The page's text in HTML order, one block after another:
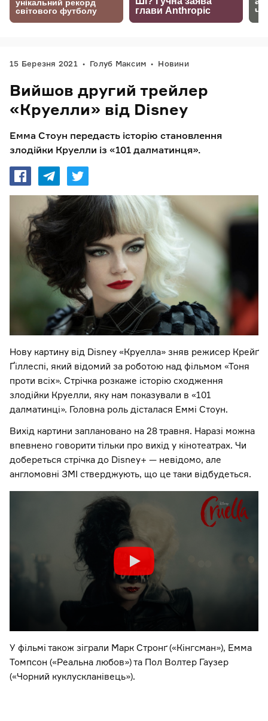
15 Березня 2021 Голуб Максим Новини
Вийшов другий трейлер
«Круелли» від Disney
Емма Стоун передасть історію становлення
злодійки Круелли із «101 далматинця».
Нову картину від Disney «Круелла» зняв режисер Крейґ
Ґіллеспі, який відомий за роботою над фільмом «Тоня
проти всіх». Стрічка розкаже історію сходження
злодійки Круелли, яку нам показували в «101
далматинці». Головна роль дісталася Еммі Стоун.
Вихід картини заплановано на 28 травня. Наразі можна
впевнено говорити тільки про вихід у кінотеатрах. Чи
добереться стрічка до Disney+ — невідомо, але
англомовні ЗМІ стверджують, що це таки відбудеться.
У фільмі також зіграли Марк Стронґ («Кінгсман»), Емма
Томпсон («Реальна любов») та Пол Волтер Гаузер
(«Чорний куклускланівець»).